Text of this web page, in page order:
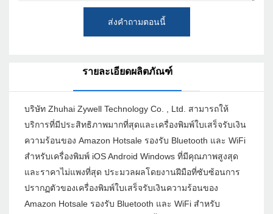
ส่งคำถามตอนนี้
รายละเอียดผลิตภัณฑ์
บริษัท Zhuhai Zywell Technology Co. , Ltd. สามารถให้
บริการที่มีประสิทธิภาพมากที่สุดและเครื่องพิมพ์ใบเสร็จรับเงิน
ความร้อนของ Amazon Hotsale รองรับ Bluetooth และ WiFi
สำหรับเครื่องพิมพ์ iOS Android Windows ที่มีคุณภาพสูงสุด
และราคาไม่แพงที่สุด ประมวลผลโดยงานฝีมือที่ซับซ้อนการ
ปรากฏตัวของเครื่องพิมพ์ใบเสร็จรับเงินความร้อนของ
Amazon Hotsale รองรับ Bluetooth และ WiFi สำหรับ